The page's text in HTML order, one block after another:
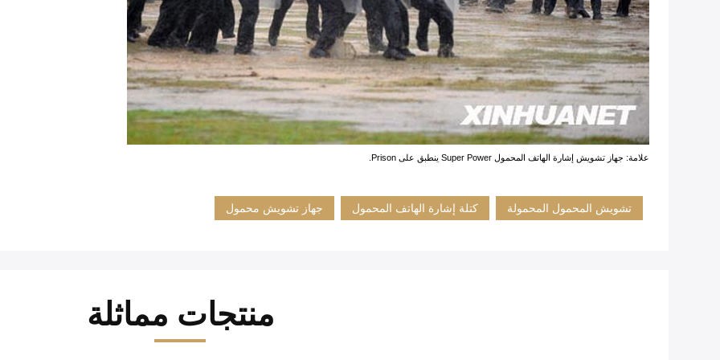
علامة: جهاز تشويش إشارة الهاتف المحمول Super Power ينطبق على Prison.
تشويش المحمول المحمولة كتلة إشارة الهاتف المحمول جهاز تشويش محمول
منتجات مماثلة